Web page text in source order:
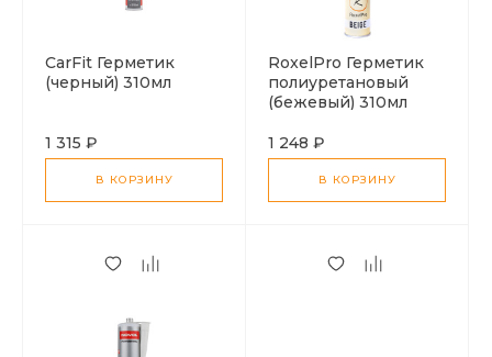
CarFit Герметик
(черный) 310мл
1 315 ₽
В КОРЗИНУ
RoxelPro Герметик
полиуретановый
(бежевый) 310мл
1 248 ₽
В КОРЗИНУ